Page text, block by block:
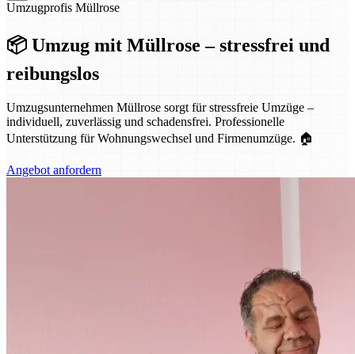
Umzugprofis Müllrose
📦 Umzug mit Müllrose – stressfrei und
reibungslos
Umzugsunternehmen Müllrose sorgt für stressfreie Umzüge –
individuell, zuverlässig und schadensfrei. Professionelle
Unterstützung für Wohnungswechsel und Firmenumzüge. 🏠
Angebot anfordern